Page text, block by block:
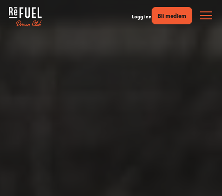
Logg inn Bli medlem